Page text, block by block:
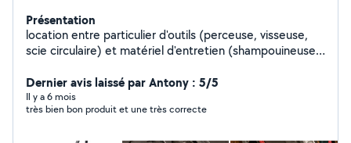
Présentation
location entre particulier d'outils (perceuse, visseuse,
scie circulaire) et matériel d'entretien (shampouineuse).
(12 euros la journée) Scie circulaire (15 euros la journée)
Dernier avis laissé par Antony : 5/5
Il y a 6 mois
très bien bon produit et une très correcte